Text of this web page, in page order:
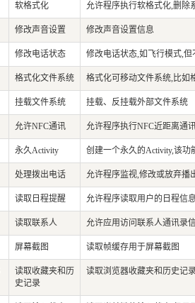
软格式化 允许程序执行软格式化,删除
修改声音设置 修改声音设置信息
修改电话状态 修改电话状态,如飞行模式,
格式化文件系统 格式化可移动文件系统,比如
挂载文件系统 挂载、反挂载外部文件系统
允许NFC通讯 允许程序执行NFC近距离通
永久Activity 创建一个永久的Activity,该功
处理拨出电话 允许程序监视,修改或放弃播
读取日程提醒 允许程序读取用户的日程信
读取联系人 允许应用访问联系人通讯录
屏幕截图 读取帧缓存用于屏幕截图
读取收藏夹和历
史记录
读取浏览器收藏夹和历史记